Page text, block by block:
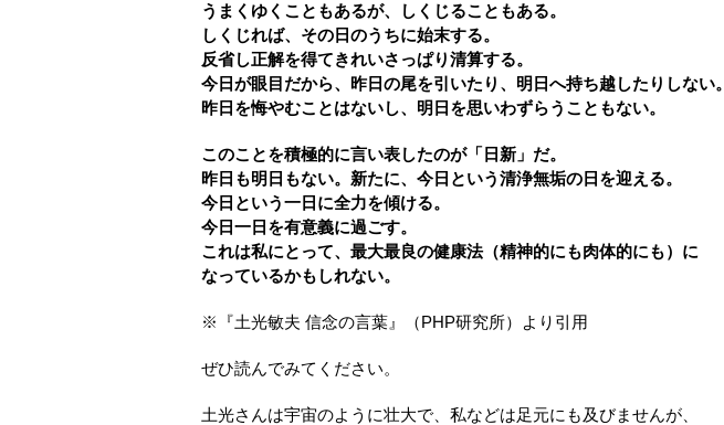
うまくゆくこともあるが、しくじることもある。
しくじれば、その日のうちに始末する。
反省し正解を得てきれいさっぱり清算する。
今日が眼目だから、昨日の尾を引いたり、明日へ持ち越したりしない。
昨日を悔やむことはないし、明日を思いわずらうこともない。
このことを積極的に言い表したのが「日新」だ。
昨日も明日もない。新たに、今日という清浄無垢の日を迎える。
今日という一日に全力を傾ける。
今日一日を有意義に過ごす。
これは私にとって、最大最良の健康法（精神的にも肉体的にも）に
なっているかもしれない。
※『土光敏夫 信念の言葉』（PHP研究所）より引用
ぜひ読んでみてください。
土光さんは宇宙のように壮大で、私などは足元にも及びませんが、